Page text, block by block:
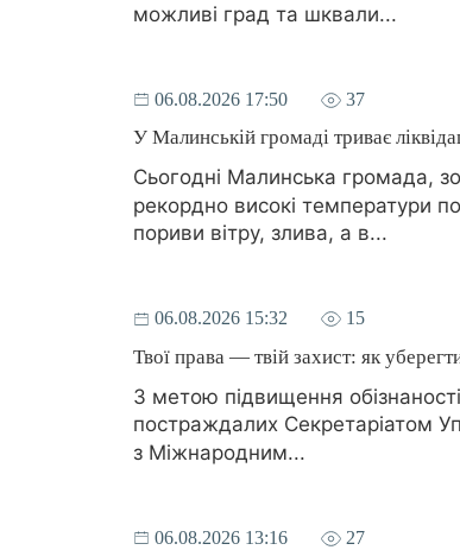
можливі град та шквали...
06.08.2026 17:50 37
У Малинській громаді триває
Сьогодні Малинська громада,
рекордно високі температури
пориви вітру, злива, а в...
06.08.2026 15:32 15
Твої права — твій захист: як
З метою підвищення
постраждалих Секретаріатом
з Міжнародним...
06.08.2026 13:16 27